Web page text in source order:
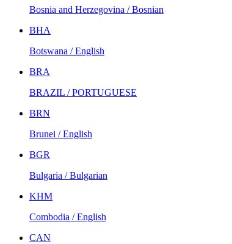
Bosnia and Herzegovina / Bosnian
BHA
Botswana / English
BRA
BRAZIL / PORTUGUESE
BRN
Brunei / English
BGR
Bulgaria / Bulgarian
KHM
Combodia / English
CAN